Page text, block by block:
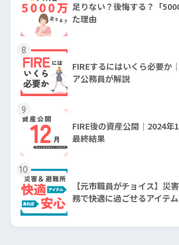
足りない？後悔する？「
た理由
8
FIREするにはいくら必要か
ア公務員が解説
9
FIRE後の資産公開｜2024年
最終結果
10
【元市職員がチョイス】災
務で快適に過ごせるアイテ